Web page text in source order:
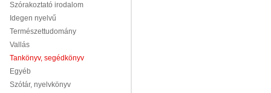
Szórakoztató irodalom
Idegen nyelvű
Természettudomány
Vallás
Tankönyv, segédkönyv
Egyéb
Szótár, nyelvkönyv